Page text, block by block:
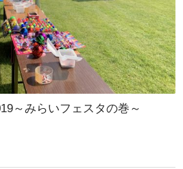
～みらいフェスタの巻～